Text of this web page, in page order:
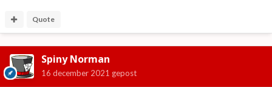
Quote
Spiny Norman
16 december 2021 gepost